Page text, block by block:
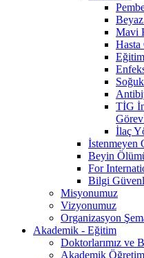
Mavi
TİG
İlaç
İstenmeyen
Beyin
For
Bilgi
Misyonumuz
Vizyonumuz
Organizasyon
Akademik - Eğitim
Doktorlarımız ve
Akademik